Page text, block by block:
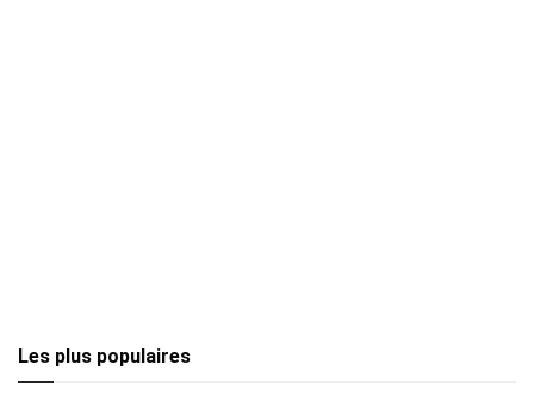
Les plus populaires